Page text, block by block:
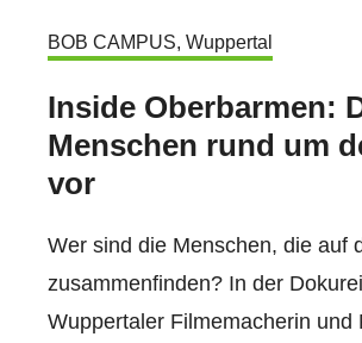
BOB CAMPUS, Wuppertal
Inside Oberbarmen:
Menschen rund um
vor
Wer sind die Menschen, die auf
zusammenfinden? In der
Wuppertaler Filmemacherin